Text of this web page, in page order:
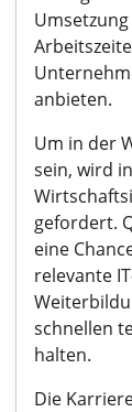
anbieten.
Um in der
sein, wird
gefordert.
eine
relevante
schnellen
halten.
Die